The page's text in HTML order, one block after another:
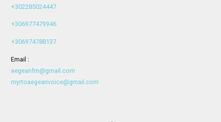
+302285024447
+306977479946
+306974788137
Email :
aegeanfm@gmail.com
myrtoaegeanvoice@gmail.com